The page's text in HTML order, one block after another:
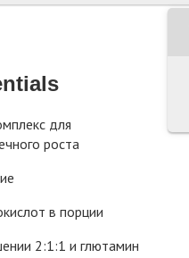
для
роста
в порции
2:1:1 и глютамин